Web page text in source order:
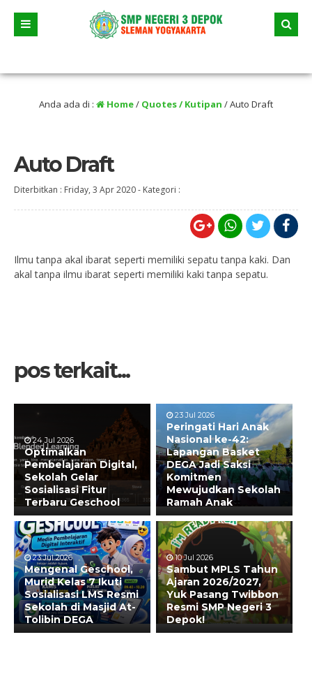
liburan
Anda ada di : Home/ Quotes / Kutipan /Auto Draft
Auto Draft
Diterbitkan : Friday, 3 Apr 2020- Kategori :
Ilmu tanpa akal ibarat seperti memiliki sepatu tanpa kaki. Dan
akal tanpa ilmu ibarat seperti memiliki kaki tanpa sepatu.
pos terkait...
24 Jul 2026
Optimalkan
Pembelajaran Digital,
Sekolah Gelar
Sosialisasi Fitur
Terbaru Geschool
23 Jul 2026
Peringati Hari Anak
Nasional ke-42:
Lapangan Basket
DEGA Jadi Saksi
Komitmen
Mewujudkan Sekolah
Ramah Anak
23 Jul 2026
Mengenal Geschool,
Murid Kelas 7 Ikuti
Sosialisasi LMS Resmi
Sekolah di Masjid At-
Tolibin DEGA
10 Jul 2026
Sambut MPLS Tahun
Ajaran 2026/2027,
Yuk Pasang Twibbon
Resmi SMP Negeri 3
Depok!